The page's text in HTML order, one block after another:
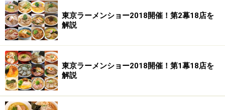
東京ラーメンショー2018開催！第2幕18店を
解説
東京ラーメンショー2018開催！第1幕18店を
解説